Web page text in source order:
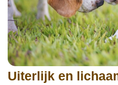
Uiterlijk en